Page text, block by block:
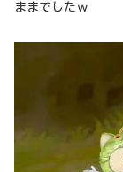
ままでしたｗ